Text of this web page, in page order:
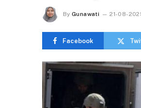
By Gunawati 21-08-
Facebook